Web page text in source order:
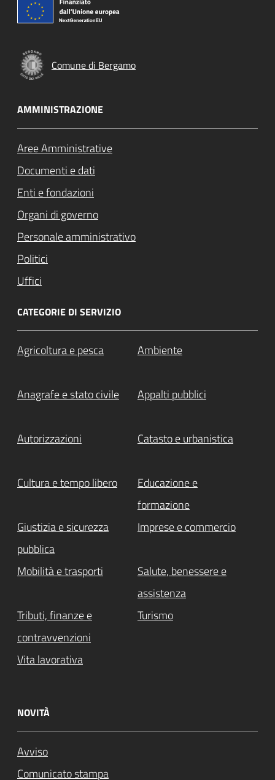
Comune di Bergamo
AMMINISTRAZIONE
Aree Amministrative
Documenti e dati
Enti e fondazioni
Organi di governo
Personale amministrativo
Politici
Uffici
CATEGORIE DI SERVIZIO
Agricoltura e pesca Ambiente
Anagrafe e stato civile Appalti pubblici
Autorizzazioni Catasto e urbanistica
Cultura e tempo libero
Educazione e
formazione
Giustizia e sicurezza
pubblica
Imprese e commercio
Mobilità e trasporti
Salute, benessere e
assistenza
Tributi, finanze e
contravvenzioni
Turismo
Vita lavorativa
NOVITÀ
Avviso
Comunicato stampa